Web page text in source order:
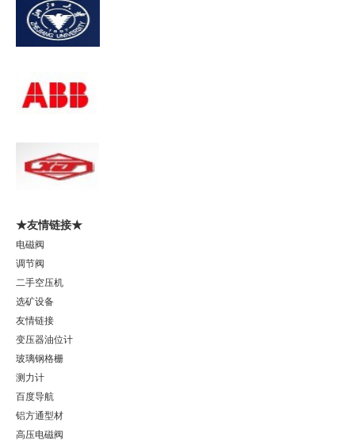
★友情链接★
电磁阀
调节阀
二手空压机
选矿设备
友情链接
变压器油位计
玻璃钢格栅
测力计
百度导航
铝方通型材
高压电磁阀